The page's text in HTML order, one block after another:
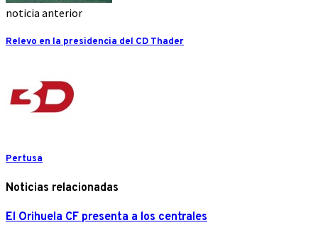
noticia anterior
Relevo en la presidencia del CD Thader
Pertusa
Noticias relacionadas
El Orihuela CF presenta a los centrales